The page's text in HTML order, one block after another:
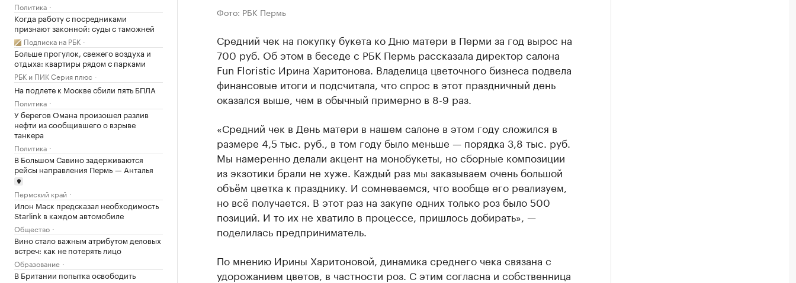
Политика
Когда работу с посредниками
признают законной: суды с таможней
Подписка на РБК
Больше прогулок, свежего воздуха и
отдыха: квартиры рядом с парками
РБК и ПИК Серия плюс
На подлете к Москве сбили пять БПЛА
Политика
У берегов Омана произошел разлив
нефти из сообщившего о взрыве
танкера
Политика
В Большом Савино задерживаются
рейсы направления Пермь — Анталья
Пермский край
Илон Маск предсказал необходимость
Starlink в каждом автомобиле
Общество
Вино стало важным атрибутом деловых
встреч: как не потерять лицо
Образование
В Британии попытка освободить
Фото: РБК Пермь
Средний чек на покупку букета ко Дню матери в Перми за год вырос на
700 руб. Об этом в беседе с РБК Пермь рассказала директор салона
Fun Floristic Ирина Харитонова. Владелица цветочного бизнеса подвела
финансовые итоги и подсчитала, что спрос в этот праздничный день
оказался выше, чем в обычный примерно в 8-9 раз.
«Средний чек в День матери в нашем салоне в этом году сложился в
размере 4,5 тыс. руб., в том году было меньше — порядка 3,8 тыс. руб.
Мы намеренно делали акцент на монобукеты, но сборные композиции
из экзотики брали не хуже. Каждый раз мы заказываем очень большой
объём цветка к празднику. И сомневаемся, что вообще его реализуем,
но всё получается. В этот раз на закупе одних только роз было 500
позиций. И то их не хватило в процессе, пришлось добирать», —
поделилась предприниматель.
По мнению Ирины Харитоновой, динамика среднего чека связана с
удорожанием цветов, в частности роз. С этим согласна и собственница